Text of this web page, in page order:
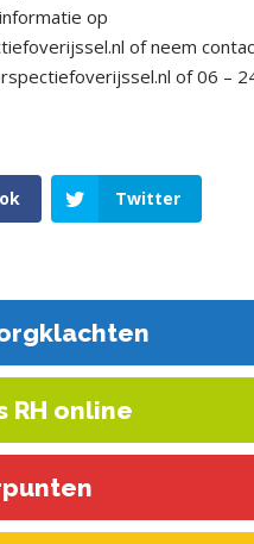
op
of neem
of 06 –
Twitter
RH online